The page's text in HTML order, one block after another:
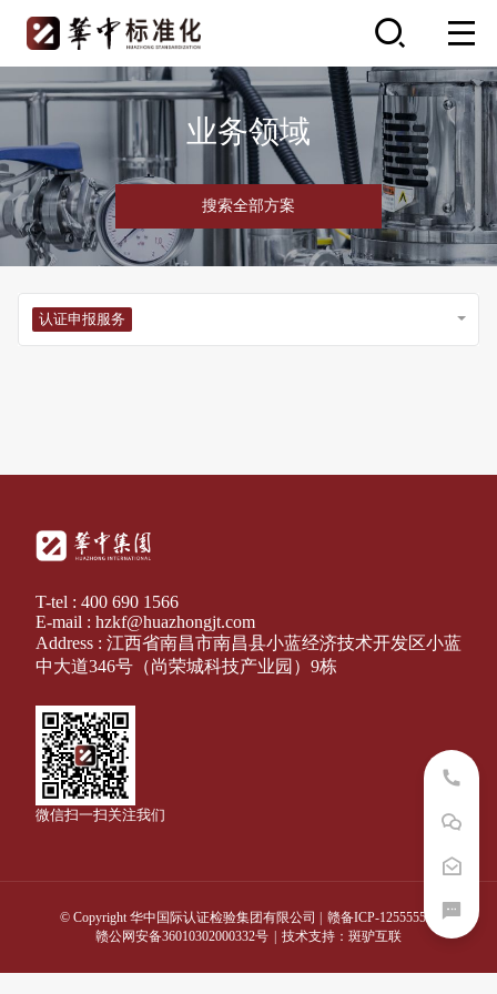
业务领域
搜索全部方案
认证申报服务
T-tel : 400 690 1566
E-mail : hzkf@huazhongjt.com
Address : 江西省南昌市南昌县小蓝经济技术开发区小蓝
中大道346号（尚荣城科技产业园）9栋
微信扫一扫关注我们
© Copyright 华中国际认证检验集团有限公司 | 赣备ICP-12555555
赣公网安备36010302000332号 | 技术支持：斑驴互联